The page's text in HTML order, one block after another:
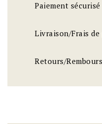
Paiement sécurisé
Livraison/Frais
Retours/